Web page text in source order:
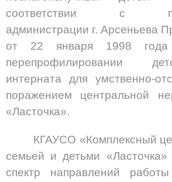
соответствии с
администрации г. Арсеньева
от 22 января 1998
перепрофилировании
интерната для умственно-
поражением центральной
«Ласточка».
КГАУСО «Комплексный
семьей и детьми
спектр направлений